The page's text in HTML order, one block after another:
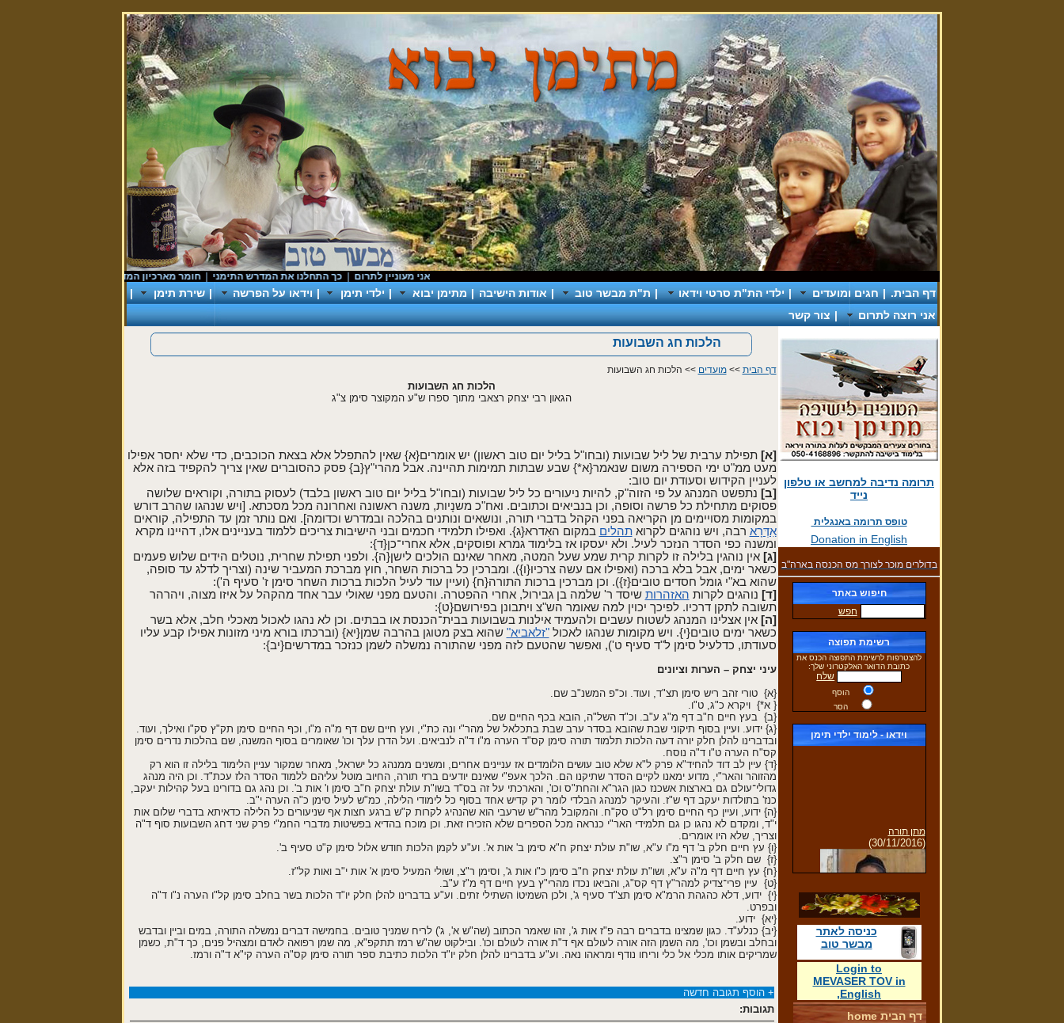
אני מעוניין לתרום|כך התחלנו את המדרש התימני|חומר מארכיון המדינה|
דף הבית. | חגים ומועדים | ילדי הת"ת סרטי וידאו | ת"ת מבשר טוב | אודות הישיבה | מתימן יבוא | ילדי תימן | וידאו על הפרשה | שירת תימן
|
אני רוצה לתרום
| צור קשר
תרומה נדיבה למחשב או טלפון
נייד
טופס תרומה באנגלית
Donation in English
בדולרים מוכר לצורך מס הכנסה בארה"ב
חיפוש באתר
חפש
רשימת תפוצה
להצטרפות לרשימת התפוצה הכנס את
כתובת הדואר האלקטרוני שלך:
שלח
הוסף
הסר
וידאו - לימוד ילדי תימן
(30/11/2016)
לימוד קריאת מגילת רות
כניסה לאתר
מבשר טוב
Login to
MEVASER TOV in
English
,
דף הבית home
הלכות חג השבועות
דף הבית >>מועדים >> הלכות חג השבועות
הלכות חג השבועות
הגאון רבי יצחק רצאבי מתוך ספרו ש"ע המקוצר סימן צ"ג
[א] תפילת ערבית של ליל שבועות (ובחו"ל בליל יום טוב ראשון) יש אומרים{א} שאין להתפלל אלא בצאת הכוכבים, כדי שלא יחסר אפילו
מעט ממ"ט ימי הספירה משום שנאמר{א*} שבע שבתות תמימות תהיינה. אבל מהרי"ץ{ב} פסק כהסוברים שאין צריך להקפיד בזה אלא
לעניין הקידוש וסעודת יום טוב:
[ב] נתפשט המנהג על פי הזוה"ק, להיות ניעורים כל ליל שבועות (ובחו"ל בליל יום טוב ראשון בלבד) לעסוק בתורה, וקוראים שלושה
פסוקים מתחילת כל פרשה וסופה, וכן בנביאים וכתובים. ואח"כ משנָיות, משנה ראשונה ואחרונה מכל מסכתא. [ויש שנהגו שהרב דורש
במקומות מסויימים מן הקריאה בפני הקהל בדברי תורה, ונושאים ונותנים בהלכה ובמדרש וכדומה]. ואם נותר זמן עד התפילה, קוראים
אִדְּרָא רבה, ויש נוהגים לקרואתהלים במקום האִדרא{ג}. ואפילו תלמידי חכמים ובני הישיבות צריכים ללמוד בעניינים אלו, דהיינו מקרא
ומשנה כפי הסדר הנזכר לעיל. ולא יעסקו אז בלימוד גמרא ופוסקים, אלא אחרי־כן{ד}:
[ג] אין נוהגין בלילה זו לקרות קרית שמע שעל המטה, מאחר שאינם הולכים לישן{ה}. ולפני תפילת שחרית, נוטלים הידים שלוש פעמים
כשאר ימים, אבל בלא ברכה (ואפילו אם עשה צרכיו{ו}). ומברכין כל ברכות השחר, חוץ מברכת המעביר שינה (וצריך לדלג עד סופה,
שהוא בא"י גומל חסדים טובים{ז}). וכן מברכין ברכות התורה{ח} (ועיין עוד לעיל הלכות ברכות השחר סימן ז' סעיף ה'):
[ד] נוהגים לקרות האזהרות שיסד ר' שלמה בן גבירול, אחרי ההפטרה. והטעם מפני שאולי עבר אחד מהקהל על איזו מצוה, ויהרהר
תשובה לתקן דרכיו. לפיכך יכוין למה שאומר הש"צ ויתבונן בפירושם{ט}:
[ה] אין אצלינו המנהג לשטוח עשבים ולהעמיד אילנות בשבועות בבית־הכנסת או בבתים. וכן לא נהגו לאכול מאכלי חלב, אלא בשר
כשאר ימים טובים{י}. ויש מקומות שנהגו לאכול"זלאביא" שהוא בצק מטוגן בהרבה שמן{יא} (וברכתו בורא מיני מזונות אפילו קבע עליו
סעודתו, כדלעיל סימן ל"ד סעיף ט'), ואפשר שהטעם לזה מפני שהתורה נמשלה לשמן כנזכר במדרשים{יב}:
עיני יצחק – הערות וציונים
{א} טורי זהב ריש סימן תצ"ד, ועוד. וכ"פ המשנ"ב שם.
{ א*} ויקרא כ"ג, ט"ו.
{ב} בעץ חיים ח"ב דף מ"ג ע"ב. וכ"ד השל"ה, הובא בכף החיים שם.
{ג} ידוע. ועיין בסוף תיקוני שבת שהובא בסדר ערב שבת בתכלאל של מהר"י ונה כת"י, ועץ חיים שם דף מ"ה מ"ו, וכף החיים סימן תק"ץ סק"ו ואילך, ועוד.
ובדברינו להלן חלק יורה דעה הלכות תלמוד תורה סימן קס"ד הערה מ"ו ד"ה לנביאים. ועל הדרן עלך וכו' שאומרים בסוף המשנה, שם בהלכות נדרים סימן
קס"ח הערה ט"ו ד"ה נוסח.
{ד} עיין לב דוד להחיד"א פרק ל"א שלא טוב עושים הלומדים אז עניינים אחרים, ומשנים ממנהג כל ישראל, מאחר שמקור עניין הלימוד בלילה זו הוא רק
מהזוהר והאר"י, מדוע ימאנו לקיים הסדר שתיקנו הם. הלכך אעפ"י שאינם יודעים ברזי תורה, החיוב מוטל עליהם ללמוד הסדר הלז עכת"ד. וכן היה מנהג
גדולי־עולם גם בארצות אשכנז כגון הגר"א והחת"ס וכו', והארכתי על זה בס"ד בשו"ת עולת יצחק ח"ב סימן ו' אות ב'. וכן נהג גם בדורינו בעל קהילות יעקב,
כנז' בתולדות יעקב דף ש"ז. והעיקר למנהג הבלדי לומר רק קדיש אחד בסוף כל לימודי הלילה, כמ"ש לעיל סימן כ"ה הערה י"ב.
{ה} ידוע, ועיין כף החיים סימן רל"ט סק"ח. והמקובל מהר"ש שרעבי הוא שהנהיג לקרות ק"ש ברגע חצות אף שניעורים כל הלילה כדאיתא בדברי שלום אות
י"ד, ומקדם לא נהגו כן גם תלמידי האר"י כנראה מכל הספרים שלא הזכירו זאת. וכן מוכח בהדיא בפשיטות מדברי החמ"י פרק שני דחג השבועות סוף ד"ה
וצריך, שלא היו אומרים.
{ו} עץ חיים חלק ב' דף מ"ו ע"א, שו"ת עולת יצחק ח"א סימן ב' אות א'. וע"ע לקמן הלכות חודש אלול סימן ק"ט סעיף ב'.
{ז} שם חלק ב' סימן ר"צ.
{ח} עץ חיים דף מ"ה ע"א, ושו"ת עולת יצחק ח"ב סימן כ"ו אות ג', וסימן ר"צ, ושולי המעיל סימן א' אות י"ב ואות קל"ז.
{ט} עיין פרי־צדיק למהר"ץ דף קס"ג, והביאו נכדו מהרי"ץ בעץ חיים דף מ"ז ע"ב.
{י} ידוע, דלא כהגהת הרמ"א סימן תצ"ד סעיף ג', ולכן השמיטוֹ השתילי זתים. וע"ע בדברינו להלן חלק יו"ד הלכות בשר בחלב סימן קל"ו הערה נ"ו ד"ה
ובפרט.
{יא} ידוע.
{יב} כנלע"ד. כגון שמצינו בדברים רבה פ"ז אות ג', זהו שאמר הכתוב (שה"ש א', ג') לריח שמניך טובים. בחמישה דברים נמשלה התורה, במים וביין ובדבש
ובחלב ובשמן וכו', מה השמן הזה אורה לעולם אף ד"ת אורה לעולם וכו'. ובילקוט שה"ש רמז תתקפ"א, מה שמן רפואה לאדם ומצהיל פנים, כך ד"ת, כשמן
שמריקים אותו מכלי אל כלי וריחו נודף ומראהו נאה. וע"ע בדברינו להלן חלק יו"ד הלכות כתיבת ספר תורה סימן קס"ה הערה קי"א ד"ה ורמז.
+ הוסף תגובה חדשה
תגובות: